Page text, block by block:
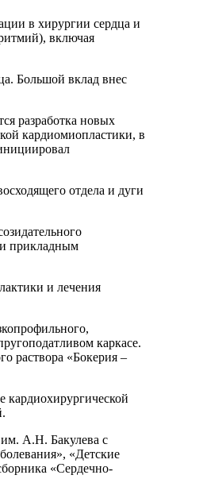
в хирургии сердца и
включая
Большой вклад внес
разработка новых
кардиомиопластики, в
отдела и дуги
и прикладным
и лечения
каркасе.
раствора «Бокерия –
кардиохирургической
А.Н. Бакулева с
«Детские
«Сердечно-